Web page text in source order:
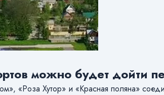
можно будет дойти
«Роза Хутор» и «Красная поляна»